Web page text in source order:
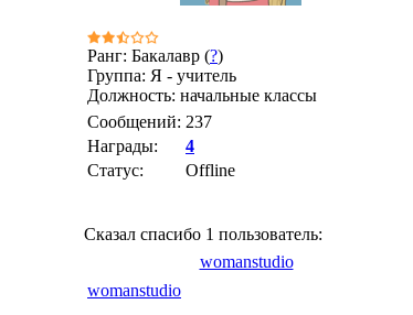
Ранг: Бакалавр (?)
Группа: Я - учитель
Должность: начальные классы
Сообщений: 237
Награды:
4
Статус:
Offline
Сказал спасибо 1 пользователь:
womanstudio
womanstudio